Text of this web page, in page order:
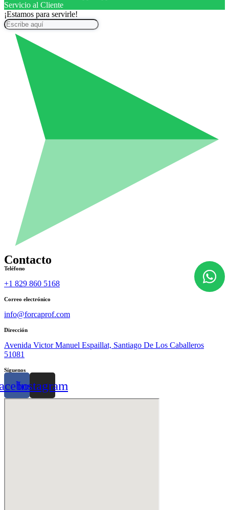
Servicio al Cliente
¡Estamos para servirle!
Contacto
Teléfono
+1 829 860 5168
Correo electrónico
info@forcaprof.com
Dirección
Avenida Victor Manuel Espaillat, Santiago De Los Caballeros
51081
Síguenos
Instagram